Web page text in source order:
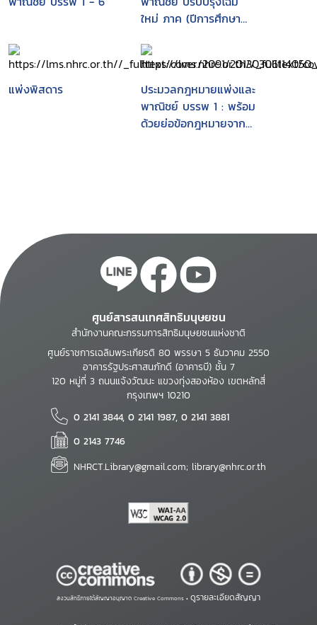
ใหม่ ภาค (ปีการศึกษา
แพ่งพิสดาร
ประมวลกฎหมายแพ่งและ
พาณิชย์ บรรพ 1 : พร้อม
ด้วยย่อข้อกฎหมายจาก
ศูนย์สารสนเทศสิทธิมนุษยชน
สำนักงานคณะกรรมการสิทธิมนุษยชนแห่งชาติ
ศูนย์ราชการเฉลิมพระเกียรติ 80 พรรษา 5 ธันวาคม 2550
อาคารรัฐประศาสนภักดี (อาคารบี) ชั้น 7
120 หมู่ที่ 3 ถนนแจ้งวัฒนะ แขวงทุ่งสองห้อง เขตหลักสี่
กรุงเทพฯ 10210
0 2141 3844, 0 2141 1987, 0 2141 3881
0 2143 7746
NHRCT.Library@gmail.com; library@nhrc.or.th
สงวนสิทธิ์ภายใต้สัญญาอนุญาต Creative Commons • ดูรายละเอียดสัญญา